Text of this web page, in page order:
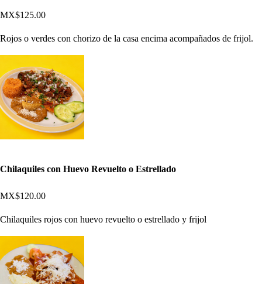
MX$125.00
Rojos o verdes con chorizo de la casa encima acompañados de frijol.
Chilaquiles con Huevo Revuelto o Estrellado
MX$120.00
Chilaquiles rojos con huevo revuelto o estrellado y frijol